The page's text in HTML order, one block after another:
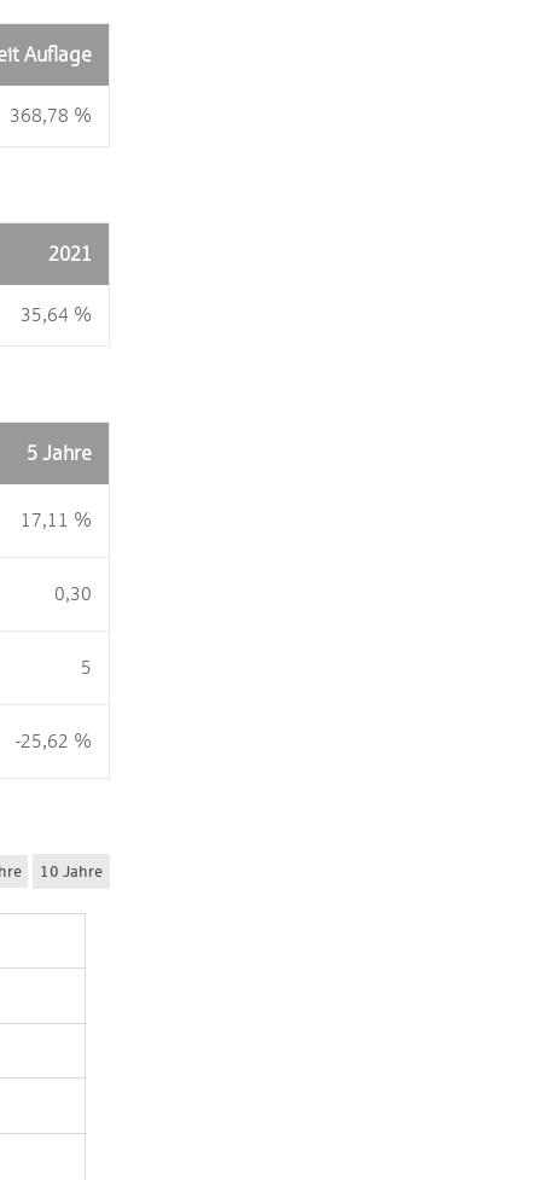
Auflage
368,78 %
2021
35,64 %
5 Jahre
17,11 %
0,30
5
-25,62 %
10 Jahre